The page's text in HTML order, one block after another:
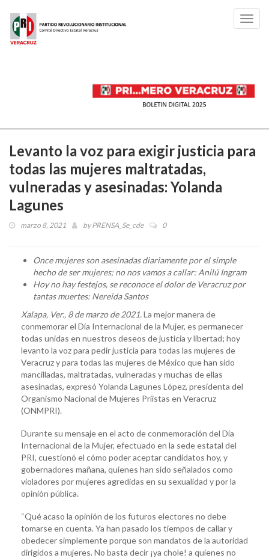
Levanto la voz para exigir justicia para
todas las mujeres maltratadas,
vulneradas y asesinadas: Yolanda
Lagunes
marzo 8, 2021 byPRENSA_Se_cde 0
Once mujeres son asesinadas diariamente por el simple
hecho de ser mujeres; no nos vamos a callar: Anilú Ingram
Hoy no hay festejos, se reconoce el dolor de Veracruz por
tantas muertes: Nereida Santos
Xalapa, Ver., 8 de marzo de 2021.La mejor manera de
conmemorar el Día Internacional de la Mujer, es permanecer
todas unidas en nuestros deseos de justicia y libertad; hoy
levanto la voz para pedir justicia para todas las mujeres de
Veracruz y para todas las mujeres de México que han sido
mancilladas, maltratadas, vulneradas y muchas de ellas
asesinadas, expresó Yolanda Lagunes López, presidenta del
Organismo Nacional de Mujeres Priistas en Veracruz
(ONMPRI).
Durante su mensaje en el acto de conmemoración del Día
Internacional de la Mujer, efectuado en la sede estatal del
PRI, cuestionó el cómo poder aceptar candidatos hoy, y
gobernadores mañana, quienes han sido señalados como
violadores por mujeres agredidas en su sexualidad y por la
opinión pública.
“Qué acaso la opinión de los futuros electores no debe
tomarse en cuenta. Ya han pasado los tiempos de callar y
obedecer simplemente porque son mandatos de la autoridad
dirigidos a mujeres. No basta decir ¡ya chole! a quienes no